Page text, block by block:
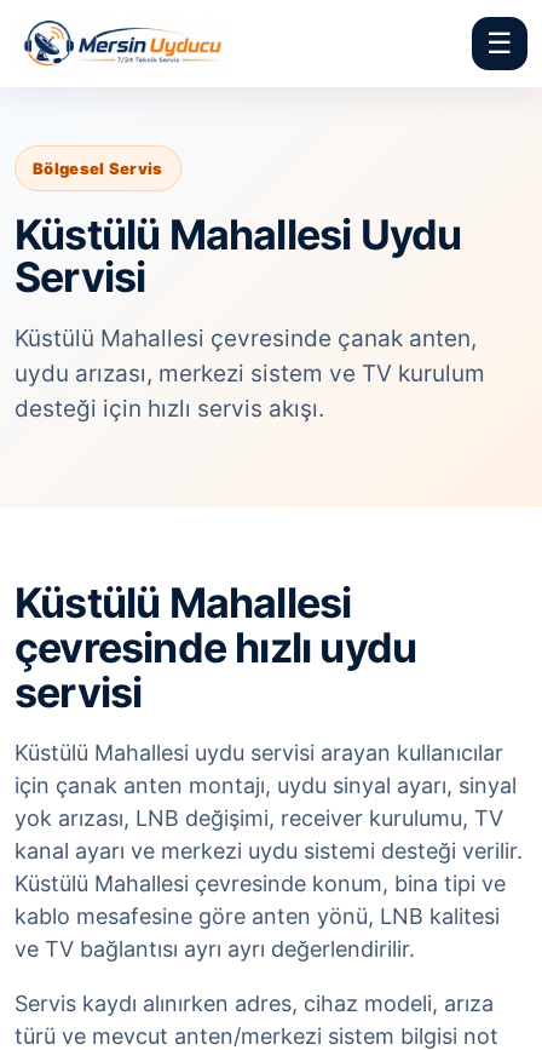
☰
Bölgesel Servis
Küstülü Mahallesi Uydu
Servisi
Küstülü Mahallesi çevresinde çanak anten,
uydu arızası, merkezi sistem ve TV kurulum
desteği için hızlı servis akışı.
Küstülü Mahallesi
çevresinde hızlı uydu
servisi
Küstülü Mahallesi uydu servisi arayan kullanıcılar
için çanak anten montajı, uydu sinyal ayarı, sinyal
yok arızası, LNB değişimi, receiver kurulumu, TV
kanal ayarı ve merkezi uydu sistemi desteği verilir.
Küstülü Mahallesi çevresinde konum, bina tipi ve
kablo mesafesine göre anten yönü, LNB kalitesi
ve TV bağlantısı ayrı ayrı değerlendirilir.
Servis kaydı alınırken adres, cihaz modeli, arıza
türü ve mevcut anten/merkezi sistem bilgisi not